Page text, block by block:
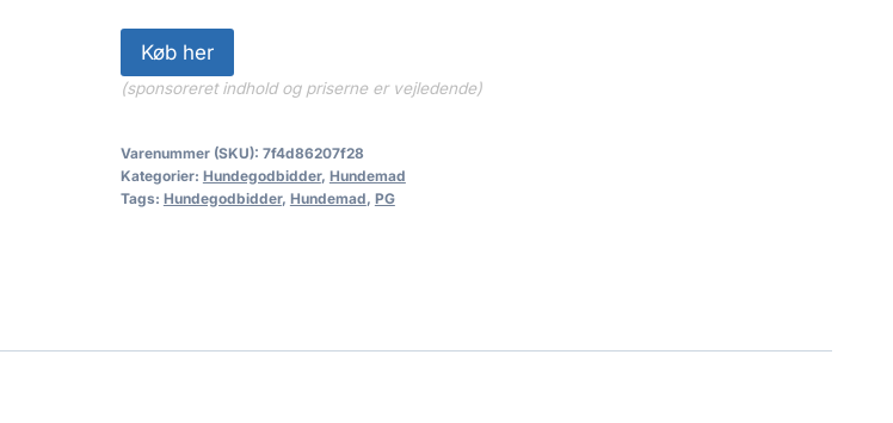
Køb her
(sponsoreret indhold og priserne er vejledende)
Varenummer (SKU): 7f4d86207f28
Kategorier: Hundegodbidder, Hundemad
Tags: Hundegodbidder, Hundemad, PG